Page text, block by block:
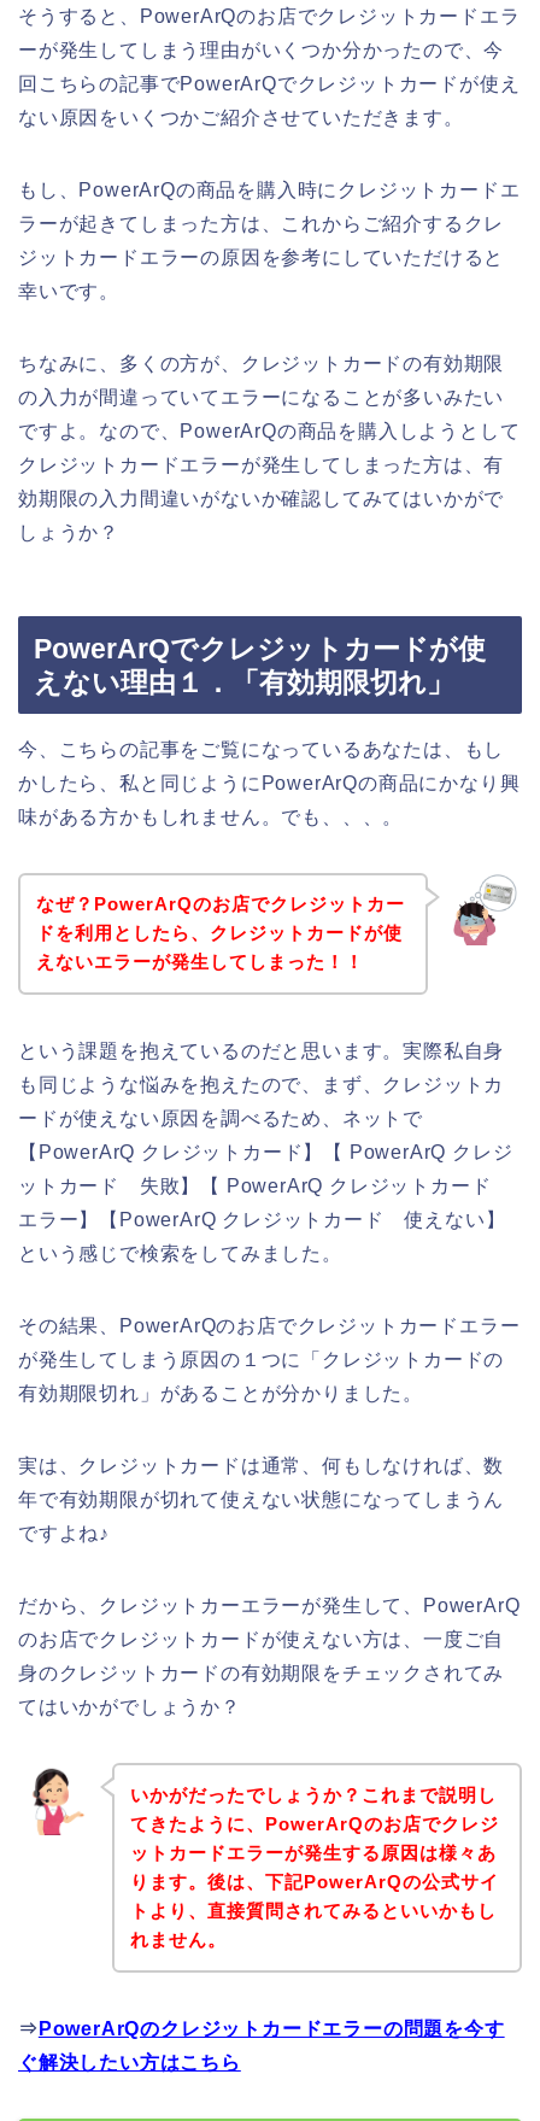
そうすると、PowerArQのお店でクレジットカードエラ
ーが発生してしまう理由がいくつか分かったので、今
回こちらの記事でPowerArQでクレジットカードが使え
ない原因をいくつかご紹介させていただきます。
もし、PowerArQの商品を購入時にクレジットカードエ
ラーが起きてしまった方は、これからご紹介するクレ
ジットカードエラーの原因を参考にしていただけると
幸いです。
ちなみに、多くの方が、クレジットカードの有効期限
の入力が間違っていてエラーになることが多いみたい
ですよ。なので、PowerArQの商品を購入しようとして
クレジットカードエラーが発生してしまった方は、有
効期限の入力間違いがないか確認してみてはいかがで
しょうか？
PowerArQでクレジットカードが使
えない理由１．「有効期限切れ」
今、こちらの記事をご覧になっているあなたは、もし
かしたら、私と同じようにPowerArQの商品にかなり興
味がある方かもしれません。でも、、、。
なぜ？PowerArQのお店でクレジットカー
ドを利用としたら、クレジットカードが使
えないエラーが発生してしまった！！
という課題を抱えているのだと思います。実際私自身
も同じような悩みを抱えたので、まず、クレジットカ
ードが使えない原因を調べるため、ネットで
【PowerArQ クレジットカード】【 PowerArQ クレジ
ットカード 失敗】【 PowerArQ クレジットカード
エラー】【PowerArQ クレジットカード 使えない】
という感じで検索をしてみました。
その結果、PowerArQのお店でクレジットカードエラー
が発生してしまう原因の１つに「クレジットカードの
有効期限切れ」があることが分かりました。
実は、クレジットカードは通常、何もしなければ、数
年で有効期限が切れて使えない状態になってしまうん
ですよね♪
だから、クレジットカーエラーが発生して、PowerArQ
のお店でクレジットカードが使えない方は、一度ご自
身のクレジットカードの有効期限をチェックされてみ
てはいかがでしょうか？
いかがだったでしょうか？これまで説明し
てきたように、PowerArQのお店でクレジ
ットカードエラーが発生する原因は様々あ
ります。後は、下記PowerArQの公式サイ
トより、直接質問されてみるといいかもし
れません。
⇒ PowerArQのクレジットカードエラーの問題を今す
ぐ解決したい方はこちら